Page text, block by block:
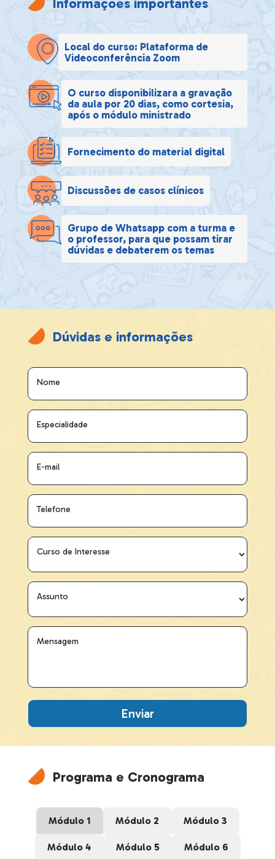
Local do curso: Plataforma de
Videoconferência Zoom
O curso disponibilizara a gravação
da aula por 20 dias, como cortesia,
após o módulo ministrado
Fornecimento do material digital
Discussões de casos clínicos
Grupo de Whatsapp com a turma e
o professor, para que possam tirar
dúvidas e debaterem os temas
Dúvidas e informações
Nome
Especialidade
E-mail
Telefone
Curso de Interesse
Assunto
Mensagem
Programa e Cronograma
Módulo 1 Módulo 2 Módulo 3
Módulo 4 Módulo 5 Módulo 6